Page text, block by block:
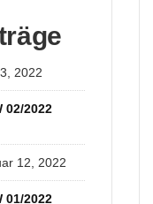
2022
02/2022
12, 2022
01/2022